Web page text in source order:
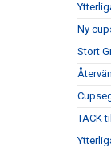
Ny
Stort
TACK